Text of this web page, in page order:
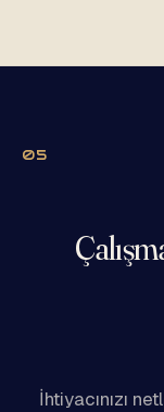
05
İhtiyacınızı